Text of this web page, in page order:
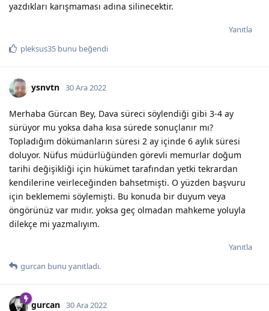
yazdıkları karışmaması adına silinecektir.
Yanıtla
pleksus35 bunu beğendi
ysnvtn 30 Ara 2022
Merhaba Gürcan Bey, Dava süreci söylendiği gibi 3-4 ay
sürüyor mu yoksa daha kısa sürede sonuçlanır mı?
Topladığım dökümanların süresi 2 ay içinde 6 aylık süresi
doluyor. Nüfus müdürlüğünden görevli memurlar doğum
tarihi değişikliği için hükümet tarafından yetki tekrardan
kendilerine veirleceğinden bahsetmişti. O yüzden başvuru
için beklememi söylemişti. Bu konuda bir duyum veya
öngörünüz var mıdır. yoksa geç olmadan mahkeme yoluyla
dilekçe mi yazmalıyım.
Yanıtla
gurcan bunu yanıtladı.
gurcan 30 Ara 2022